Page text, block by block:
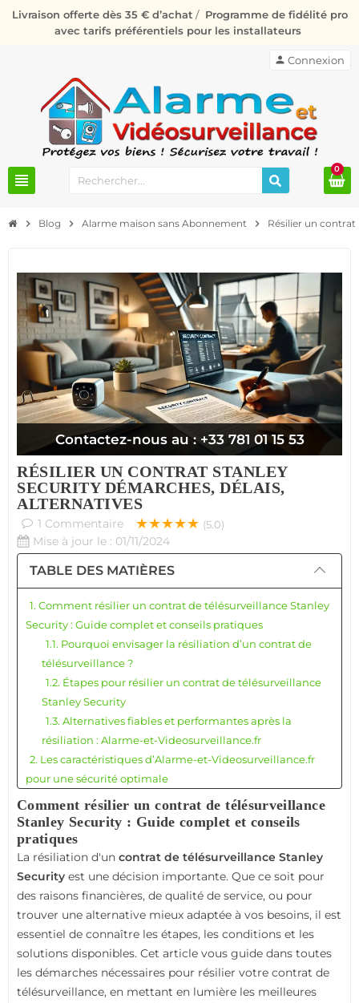
Livraison offerte dès 35 € d’achat / Programme de fidélité pro
avec tarifs préférentiels pour les installateurs
view_headline
person Connexion
0
chevron_right Blog chevron_right Alarme maison sans Abonnement chevron_right Résilier un contrat
Contactez-nous au : +33 781 01 15 53
RÉSILIER UN CONTRAT STANLEY
SECURITY DÉMARCHES, DÉLAIS,
ALTERNATIVES
1 Commentaire ★★★★★ (5.0)
Mise à jour le : 01/11/2024
TABLE DES MATIÈRES
1. Comment résilier un contrat de télésurveillance Stanley
Security : Guide complet et conseils pratiques
1.1. Pourquoi envisager la résiliation d’un contrat de
télésurveillance ?
1.2. Étapes pour résilier un contrat de télésurveillance
Stanley Security
1.3. Alternatives fiables et performantes après la
résiliation : Alarme-et-Videosurveillance.fr
2. Les caractéristiques d’Alarme-et-Videosurveillance.fr
pour une sécurité optimale
2.1. FAQ sur la résiliation des contrats de
télésurveillance Stanley Security
2.2. Conclusion : Résilier pour mieux sécuriser votre
domicile ou entreprise
Comment résilier un contrat de télésurveillance
Stanley Security : Guide complet et conseils
pratiques
La résiliation d'un contrat de télésurveillance Stanley
Security est une décision importante. Que ce soit pour
des raisons financières, de qualité de service, ou pour
trouver une alternative mieux adaptée à vos besoins, il est
essentiel de connaître les étapes, les conditions et les
solutions disponibles. Cet article vous guide dans toutes
les démarches nécessaires pour résilier votre contrat de
télésurveillance, en mettant en lumière les meilleures